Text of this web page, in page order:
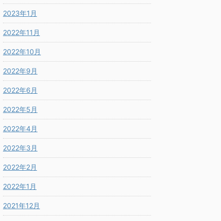
2023年1月
2022年11月
2022年10月
2022年9月
2022年6月
2022年5月
2022年4月
2022年3月
2022年2月
2022年1月
2021年12月